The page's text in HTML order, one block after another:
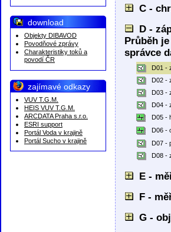
download
Objekty DIBAVOD
Povodňové zprávy
Charakteristiky toků a
povodí ČR
zajímavé odkazy
VUV T.G.M.
HEIS VUV T.G.M.
ARCDATA Praha s.r.o.
ESRI support
Portál Voda v krajině
Portál Sucho v krajině
C -
D -
Průběh
správce
D01 -
D02 -
D03 -
D04 -
D05 -
D06 -
D07 -
D08 -
E -
F -
G -